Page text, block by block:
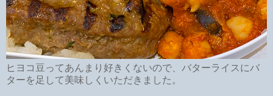
ヒヨコ豆ってあんまり好きくないので、バターライスにバ
ターを足して美味しくいただきました。